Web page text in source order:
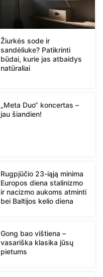
Žiurkės sode ir
sandėliuke? Patikrinti
būdai, kurie jas atbaidys
natūraliai
„Meta Duo“ koncertas –
jau šiandien!
Rugpjūčio 23-iąją minima
Europos diena stalinizmo
ir nacizmo aukoms atminti
bei Baltijos kelio diena
Gong bao vištiena –
vasariška klasika jūsų
pietums